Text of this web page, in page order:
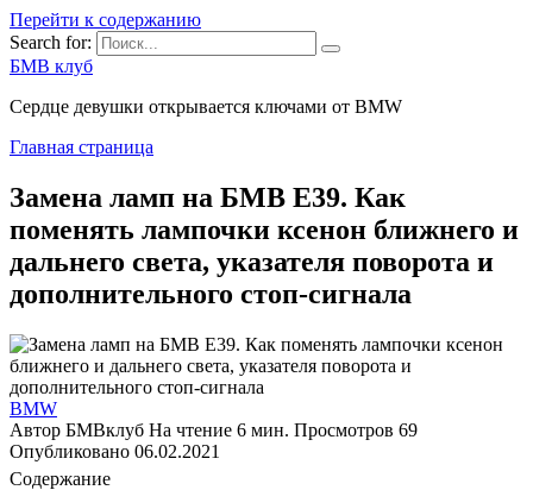
Перейти к содержанию
Search for:
БМВ клуб
Сердце девушки открывается ключами от BMW
Главная страница
Замена ламп на БМВ E39. Как
поменять лампочки ксенон ближнего и
дальнего света, указателя поворота и
дополнительного стоп-сигнала
BMW
Автор БМВклуб На чтение 6 мин. Просмотров 69
Опубликовано 06.02.2021
Содержание